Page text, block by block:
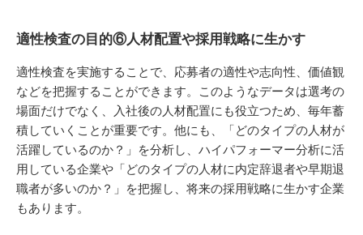
適性検査の目的⑥人材配置や採用戦略に生かす
適性検査を実施することで、応募者の適性や志向性、価値観
などを把握することができます。このようなデータは選考の
場面だけでなく、入社後の人材配置にも役立つため、毎年蓄
積していくことが重要です。他にも、「どのタイプの人材が
活躍しているのか？」を分析し、ハイパフォーマー分析に活
用している企業や「どのタイプの人材に内定辞退者や早期退
職者が多いのか？」を把握し、将来の採用戦略に生かす企業
もあります。